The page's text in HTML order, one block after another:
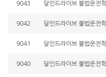
9043 달인드라이브 불법운전
9042 달인드라이브 불법운전
9041 달인드라이브 불법운전
9040 달인드라이브 불법운전